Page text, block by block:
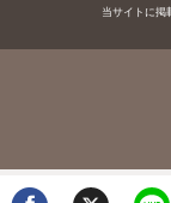
当サイトに掲